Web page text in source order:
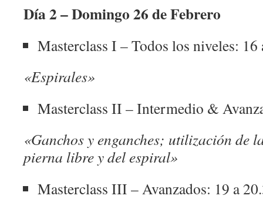
Día 2 – Domingo 26 de Febrero
Masterclass I – Todos los niveles: 16
«Espirales»
Masterclass II – Intermedio &
«Ganchos y enganches; utilización de
pierna libre y del espiral»
Masterclass III – Avanzados: 19 a